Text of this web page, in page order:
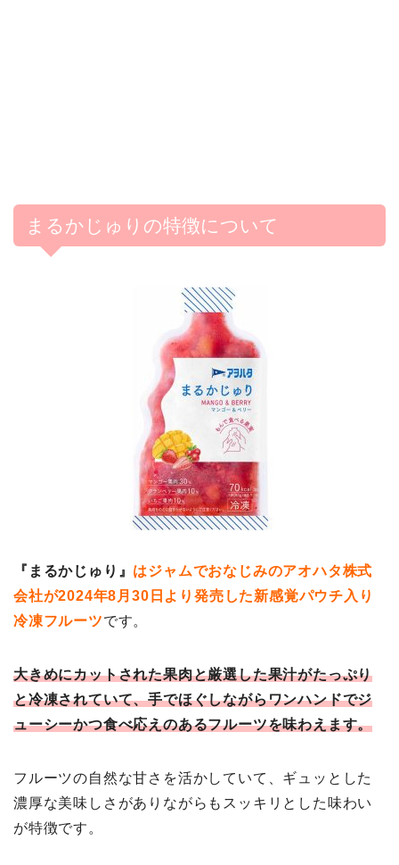
まるかじゅりの特徴について
『まるかじゅり』 はジャムでおなじみのアオハタ株式
会社が2024年8月30日より発売した新感覚パウチ入り
冷凍フルーツです。
大きめにカットされた果肉と厳選した果汁がたっぷり
と冷凍されていて、手でほぐしながらワンハンドでジ
ューシーかつ食べ応えのあるフルーツを味わえます。
フルーツの自然な甘さを活かしていて、ギュッとした
濃厚な美味しさがありながらもスッキリとした味わい
が特徴です。